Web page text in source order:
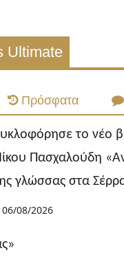
Ultimate
Πρόσφατα
το νέο
Πασχαλούδη
γλώσσας στα
06/08/2026